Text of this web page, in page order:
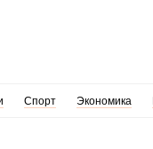
Спорт Экономика